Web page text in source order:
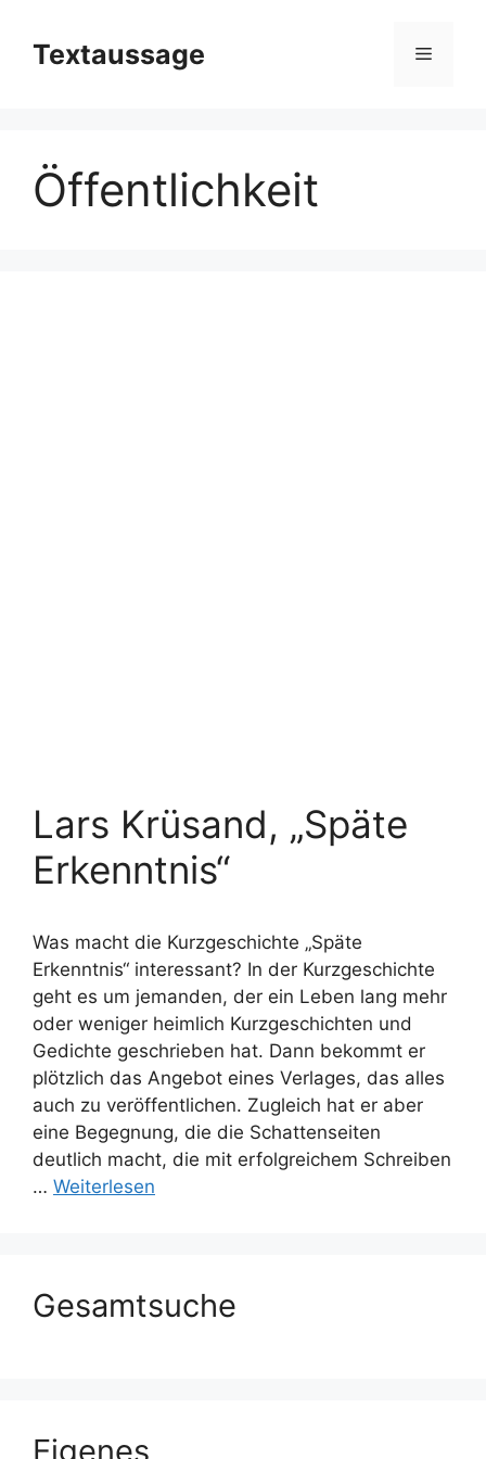
Inhalt
springen
Textaussage Menü
Öffentlichkeit
Lars Krüsand, „Späte
Erkenntnis“
Was macht die Kurzgeschichte „Späte
Erkenntnis“ interessant? In der Kurzgeschichte
geht es um jemanden, der ein Leben lang mehr
oder weniger heimlich Kurzgeschichten und
Gedichte geschrieben hat. Dann bekommt er
plötzlich das Angebot eines Verlages, das alles
auch zu veröffentlichen. Zugleich hat er aber
eine Begegnung, die die Schattenseiten
deutlich macht, die mit erfolgreichem Schreiben
… Weiterlesen
Gesamtsuche
Eigenes